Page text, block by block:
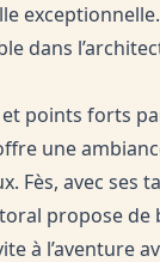
dans
points forts
une
Fès, avec ses
propose de
à l’aventure